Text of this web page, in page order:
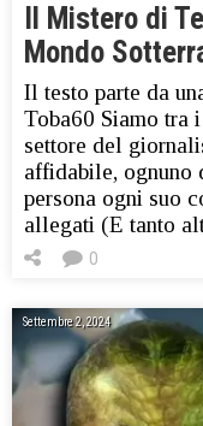
Il Mistero di
Mondo
Il testo parte da
Toba60 Siamo tra
settore del
affidabile, ognuno
persona ogni suo
allegati (E tanto
0
Settembre 2, 2024